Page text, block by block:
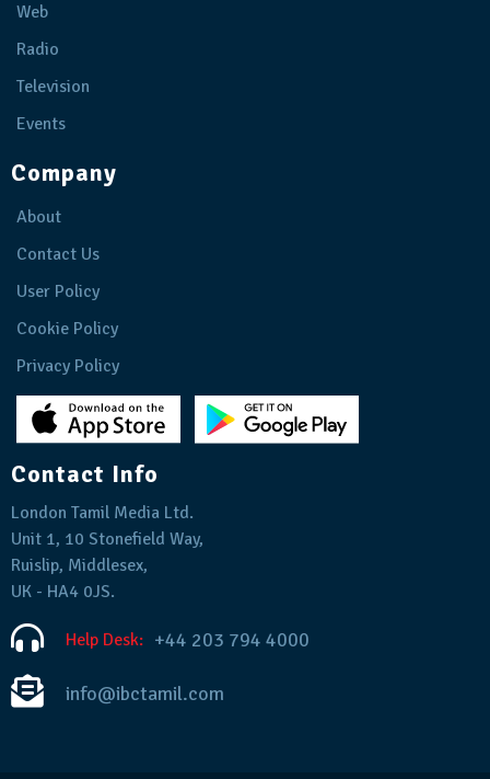
Web
Radio
Television
Events
Company
About
Contact Us
User Policy
Cookie Policy
Privacy Policy
Contact Info
London Tamil Media Ltd.
Unit 1, 10 Stonefield Way,
Ruislip, Middlesex,
UK - HA4 0JS.
Help Desk: +44 203 794 4000
info@ibctamil.com